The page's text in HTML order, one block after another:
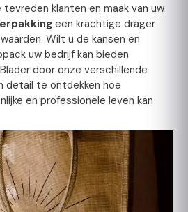
tevreden klanten en maak van uw
een krachtige drager
Wilt u de kansen en
uw bedrijf kan bieden
door onze verschillende
detail te ontdekken hoe
en professionele leven kan